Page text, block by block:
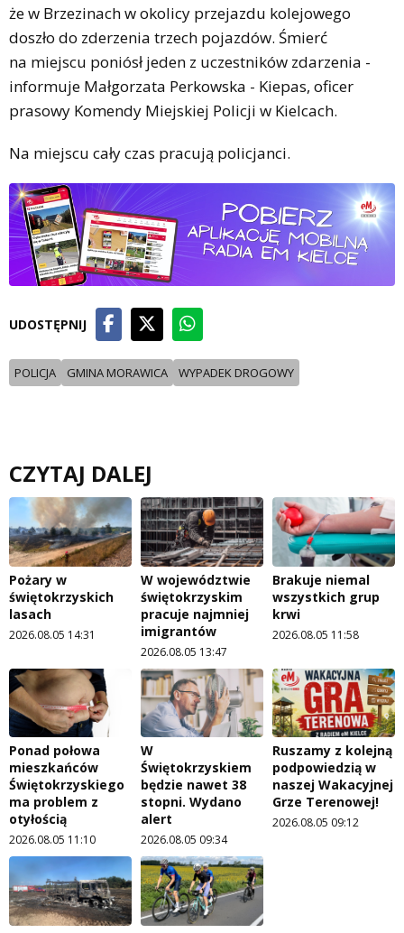
że w Brzezinach w okolicy przejazdu kolejowego
doszło do zderzenia trzech pojazdów. Śmierć
na miejscu poniósł jeden z uczestników zdarzenia -
informuje Małgorzata Perkowska - Kiepas, oficer
prasowy Komendy Miejskiej Policji w Kielcach.
Na miejscu cały czas pracują policjanci.
UDOSTĘPNIJ
POLICJA GMINA MORAWICA WYPADEK DROGOWY
CZYTAJ DALEJ
Pożary w
świętokrzyskich
lasach
2026.08.05 14:31
W województwie
świętokrzyskim
pracuje najmniej
imigrantów
2026.08.05 13:47
Brakuje niemal
wszystkich grup
krwi
2026.08.05 11:58
Ponad połowa
mieszkańców
Świętokrzyskiego
ma problem z
otyłością
2026.08.05 11:10
W
Świętokrzyskiem
będzie nawet 38
stopni. Wydano
alert
2026.08.05 09:34
Ruszamy z kolejną
podpowiedzią w
naszej Wakacyjnej
Grze Terenowej!
2026.08.05 09:12